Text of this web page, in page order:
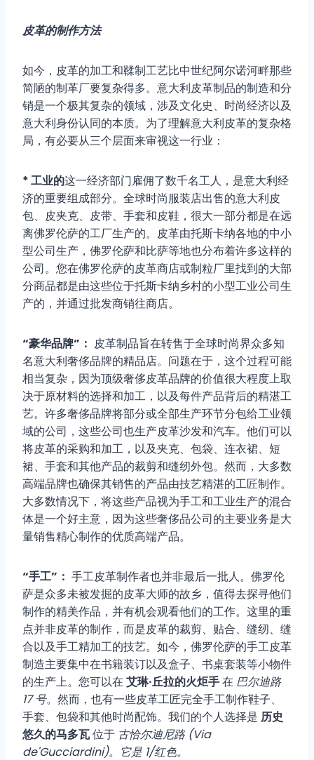
皮革的制作方法
如今，皮革的加工和鞣制工艺比中世纪阿尔诺河畔那些
简陋的制革厂要复杂得多。意大利皮革制品的制造和分
销是一个极其复杂的领域，涉及文化史、时尚经济以及
意大利身份认同的本质。为了理解意大利皮革的复杂格
局，有必要从三个层面来审视这一行业：
* 工业的这一经济部门雇佣了数千名工人，是意大利经
济的重要组成部分。全球时尚服装店出售的意大利皮
包、皮夹克、皮带、手套和皮鞋，很大一部分都是在远
离佛罗伦萨的工厂生产的。皮革由托斯卡纳各地的中小
型公司生产，佛罗伦萨和比萨等地也分布着许多这样的
公司。您在佛罗伦萨的皮革商店或制粒厂里找到的大部
分商品都是由这些位于托斯卡纳乡村的小型工业公司生
产的，并通过批发商销往商店。
“豪华品牌”： 皮革制品旨在转售于全球时尚界众多知
名意大利奢侈品牌的精品店。问题在于，这个过程可能
相当复杂，因为顶级奢侈皮革品牌的价值很大程度上取
决于原材料的选择和加工，以及每件产品背后的精湛工
艺。许多奢侈品牌将部分或全部生产环节分包给工业领
域的公司，这些公司也生产皮革沙发和汽车。他们可以
将皮革的采购和加工，以及夹克、包袋、连衣裙、短
裙、手套和其他产品的裁剪和缝纫外包。然而，大多数
高端品牌也确保其销售的产品由技艺精湛的工匠制作。
大多数情况下，将这些产品视为手工和工业生产的混合
体是一个好主意，因为这些奢侈品公司的主要业务是大
量销售精心制作的优质高端产品。
“手工”： 手工皮革制作者也并非最后一批人。佛罗伦
萨是众多未被发掘的皮革大师的故乡，值得去探寻他们
制作的精美作品，并有机会观看他们的工作。这里的重
点并非皮革的制作，而是皮革的裁剪、贴合、缝纫、缝
合以及手工精加工的技艺。如今，佛罗伦萨的手工皮革
制造主要集中在书籍装订以及盒子、书桌套装等小物件
的生产上。您可以在艾琳·丘拉的火炬手在 巴尔迪路
17 号。然而，也有一些皮革工匠完全手工制作鞋子、
手套、包袋和其他时尚配饰。我们的个人选择是 历史
悠久的马多瓦位于 古恰尔迪尼路 (Via
de'Gucciardini)。它是 1/红色。